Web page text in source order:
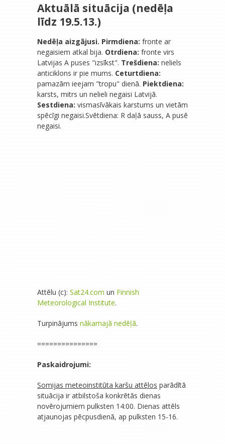
Aktuālā situācija (nedēļa
līdz 19.5.13.)
Nedēļa aizgājusi. Pirmdiena: fronte ar
negaisiem atkal bija. Otrdiena: fronte virs
Latvijas A puses "izsīkst". Trešdiena: neliels
anticiklons ir pie mums. Ceturtdiena:
pamazām ieejam "tropu" dienā. Piektdiena:
karsts, mitrs un nelieli negaisi Latvijā.
Sestdiena: vismasīvākais karstums un vietām
spēcīgi negaisi.Svētdiena: R daļā sauss, A pusē
negaisi.
Attēlu (c): Sat24.com un Finnish
Meteorological Institute.
Turpinājums nākamajā nedēļā.
===============
Paskaidrojumi:
Somijas meteoinstitūta karšu attēlos parādītā
situācija ir atbilstoša konkrētās dienas
novērojumiem pulksten 14:00. Dienas attēls
atjaunojas pēcpusdienā, ap pulksten 15-16.